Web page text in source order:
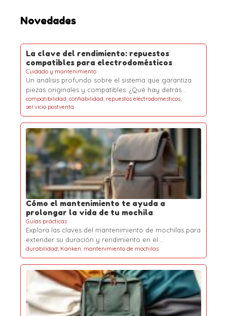
:Novedades
La clave del rendimiento: repuestos
compatibles para electrodomésticos
Cuidado y mantenimiento
Un análisis profundo sobre el sistema que garantiza
piezas originales y compatibles. ¿Qué hay detrás…
compatibilidad, confiabilidad, repuestos electrodomesticos,
servicio postventa
Cómo el mantenimiento te ayuda a
prolongar la vida de tu mochila
Guías prácticas
Explora las claves del mantenimiento de mochilas para
extender su duración y rendimiento en el…
durabilidad, Kanken, mantenimiento de mochilas